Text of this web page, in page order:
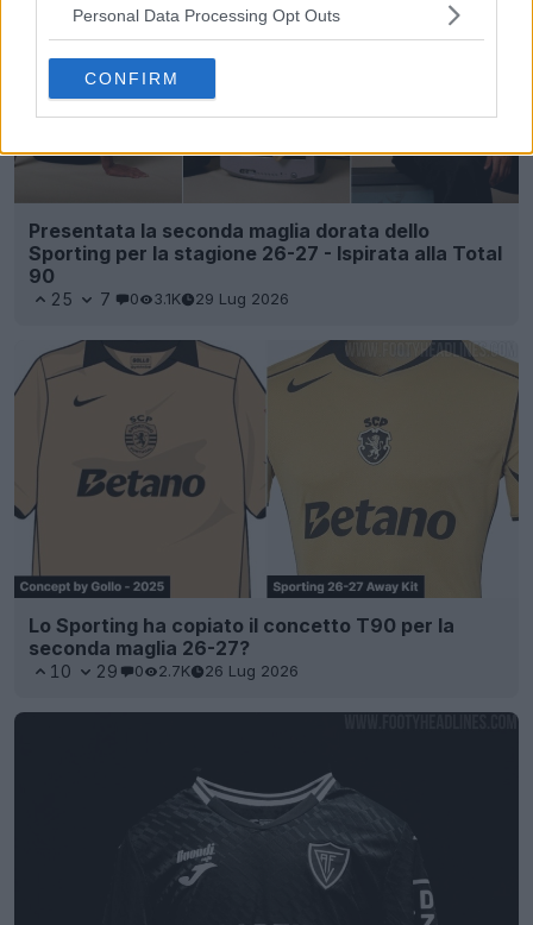
Personal Data Processing Opt Outs
CONFIRM
Presentata la seconda maglia dorata dello
Sporting per la stagione 26-27 - Ispirata alla Total
90
25 7 0 3.1K 29 Lug 2026
Lo Sporting ha copiato il concetto T90 per la
seconda maglia 26-27?
10 29 0 2.7K 26 Lug 2026